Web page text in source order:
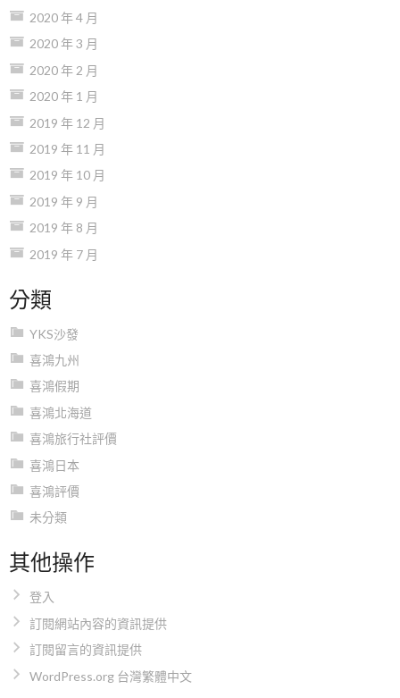
2020 年 4 月
2020 年 3 月
2020 年 2 月
2020 年 1 月
2019 年 12 月
2019 年 11 月
2019 年 10 月
2019 年 9 月
2019 年 8 月
2019 年 7 月
分類
YKS沙發
喜鴻九州
喜鴻假期
喜鴻北海道
喜鴻旅行社評價
喜鴻日本
喜鴻評價
未分類
其他操作
登入
訂閱網站內容的資訊提供
訂閱留言的資訊提供
WordPress.org 台灣繁體中文